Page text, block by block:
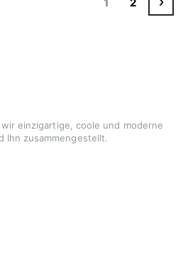
einzigartige, coole und moderne
Ihn zusammengestellt.